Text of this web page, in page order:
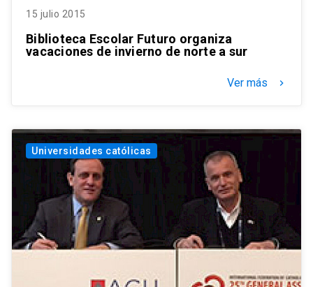
15 julio 2015
Biblioteca Escolar Futuro organiza
vacaciones de invierno de norte a sur
Ver más keyboard_arrow_right
Universidades católicas